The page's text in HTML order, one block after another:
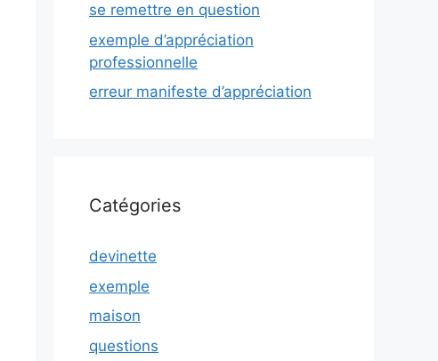
se remettre en question
exemple d’appréciation
professionnelle
erreur manifeste d’appréciation
Catégories
devinette
exemple
maison
questions